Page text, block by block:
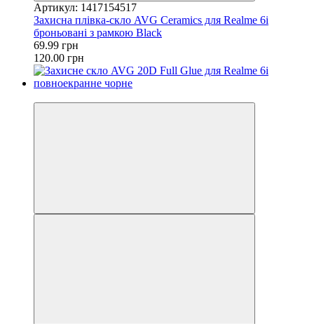
Артикул: 1417154517
Захисна плівка-скло AVG Ceramics для Realme 6i
броньовані з рамкою Black
69.99 грн
120.00 грн